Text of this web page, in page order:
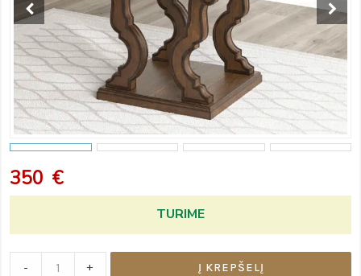
350 €
TURIME
- + Į KREPŠELĮ